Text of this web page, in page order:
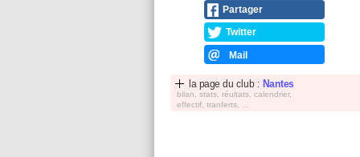
Partager
Twitter
Mail
la page du club : Nantes
bilan, stats, réultats, calendrier,
effectif, tranferts, ...